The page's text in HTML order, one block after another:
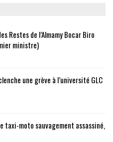
Restes de l’Almamy Bocar Biro
ministre)
une grève à l’université GLC
taxi-moto sauvagement assassiné,